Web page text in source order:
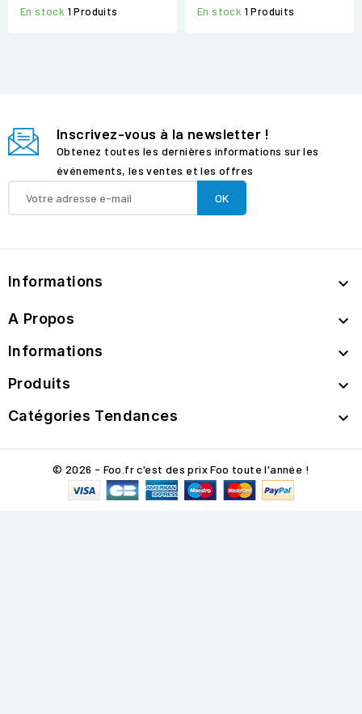
En stock 1 Produits En stock 1 Produits
Inscrivez-vous à la newsletter !
Obtenez toutes les dernières informations sur les
événements, les ventes et les offres
Informations 
A Propos 
Informations 
Produits 
Catégories Tendances 
© 2026 - Foo.fr c'est des prix Foo toute l'année !